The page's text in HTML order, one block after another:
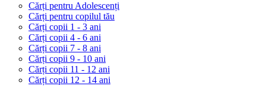
Cărți pentru Adolescenți
Cărți pentru copilul tău
Cărți copii 1 - 3 ani
Cărți copii 4 - 6 ani
Cărți copii 7 - 8 ani
Cărți copii 9 - 10 ani
Cărți copii 11 - 12 ani
Cărți copii 12 - 14 ani